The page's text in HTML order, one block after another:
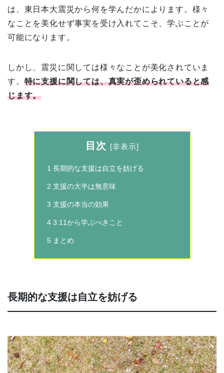
は、東日本大震災から何を学んだかによります。様々
なことを美化せず事実を受け入れてこそ、学ぶことが
可能になります。
しかし、震災に関しては様々なことが美化されていま
す。 特に支援に関しては、真実が歪められていると感
じます。
目次 [非表示]
1 長期的な支援は自立を妨げる
2 支援の大半は無意味
3 支援の本当の効果
43.11から学ぶべきこと
5 まとめ
長期的な支援は自立を妨げる